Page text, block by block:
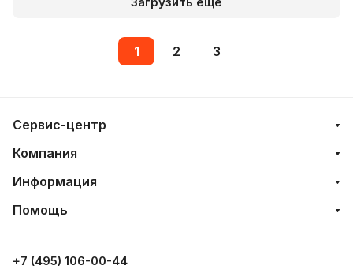
1 2 3
Сервис-центр
Компания
Информация
Помощь
+7 (495) 106-00-44